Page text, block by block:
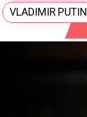
VLADIMIR PUTIN